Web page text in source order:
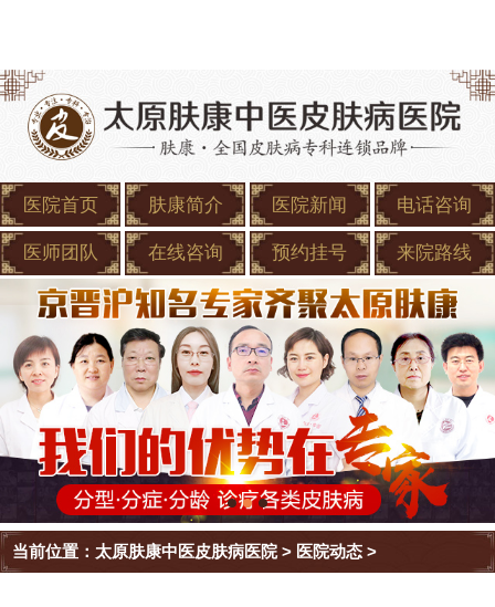
医院首页 肤康简介 医院新闻 电话咨询
医师团队 在线咨询 预约挂号 来院路线
当前位置： 太原肤康中医皮肤病医院> 医院动态 >